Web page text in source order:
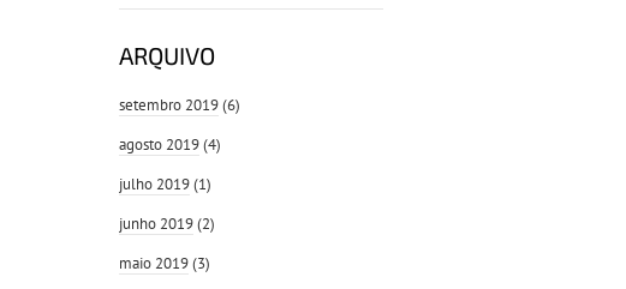
ARQUIVO
setembro 2019(6)
agosto 2019(4)
julho 2019(1)
junho 2019(2)
maio 2019(3)